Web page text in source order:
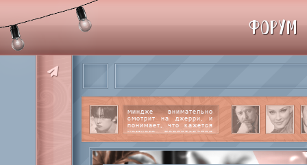
миндже внимательно
смотрит на джерри, и
понимает, что кажется
немного перестарался
далее
ФОРУМ